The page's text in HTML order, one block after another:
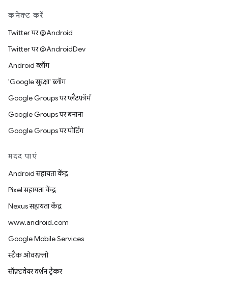
कनेक्ट करें
Twitter पर @Android
Twitter पर @AndroidDev
Android ब्लॉग
'Google सुरक्षा' ब्लॉग
Google Groups पर प्लैटफ़ॉर्म
Google Groups पर बनाना
Google Groups पर पोर्टिंग
मदद पाएं
Android सहायता केंद्र
Pixel सहायता केंद्र
Nexus सहायता केंद्र
www.android.com
Google Mobile Services
स्टैक ओवरफ़्लो
सॉफ़्टवेयर वर्शन ट्रैकर